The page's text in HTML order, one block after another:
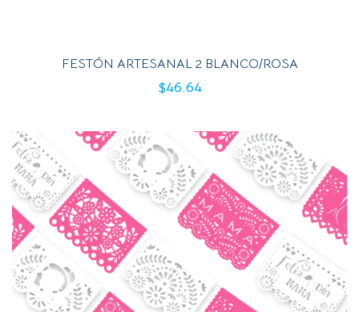
FESTÓN ARTESANAL 2 BLANCO/ROSA
$46.64